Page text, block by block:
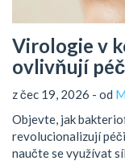
Virologie v
ovlivňují
z čec 19, 2026 - od
Objevte, jak
revolucionalizují
naučte se využívat